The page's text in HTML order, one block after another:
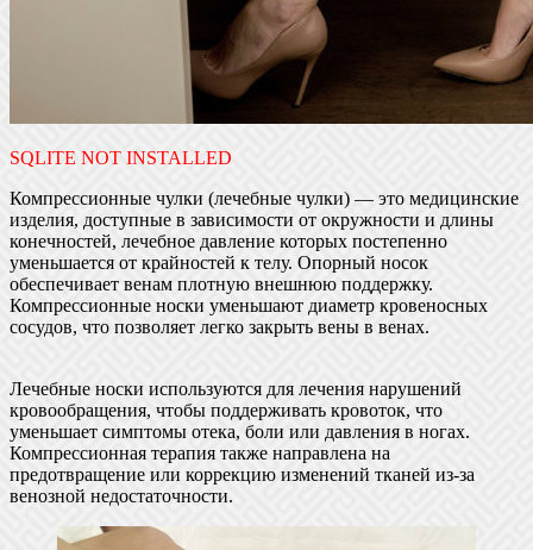
SQLITE NOT INSTALLED
Компрессионные чулки (лечебные чулки) — это медицинские
изделия, доступные в зависимости от окружности и длины
конечностей, лечебное давление которых постепенно
уменьшается от крайностей к телу. Опорный носок
обеспечивает венам плотную внешнюю поддержку.
Компрессионные носки уменьшают диаметр кровеносных
сосудов, что позволяет легко закрыть вены в венах.
Лечебные носки используются для лечения нарушений
кровообращения, чтобы поддерживать кровоток, что
уменьшает симптомы отека, боли или давления в ногах.
Компрессионная терапия также направлена ​​на
предотвращение или коррекцию изменений тканей из-за
венозной недостаточности.